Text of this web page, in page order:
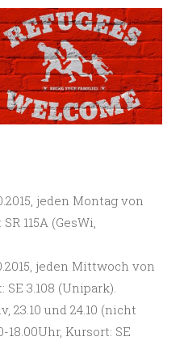
jeden Montag von
115A (GesWi,
jeden Mittwoch von
SE 3.108 (Unipark).
23.10 und 24.10 (nicht
Kursort: SE